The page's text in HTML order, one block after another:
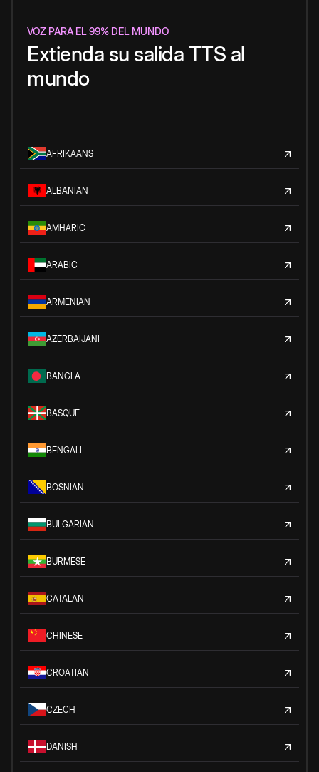
VOZ PARA EL 99% DEL MUNDO
Extienda su salida TTS al
mundo
AFRIKAANS
ALBANIAN
AMHARIC
ARABIC
ARMENIAN
AZERBAIJANI
BANGLA
BASQUE
BENGALI
BOSNIAN
BULGARIAN
BURMESE
CATALAN
CHINESE
CROATIAN
CZECH
DANISH